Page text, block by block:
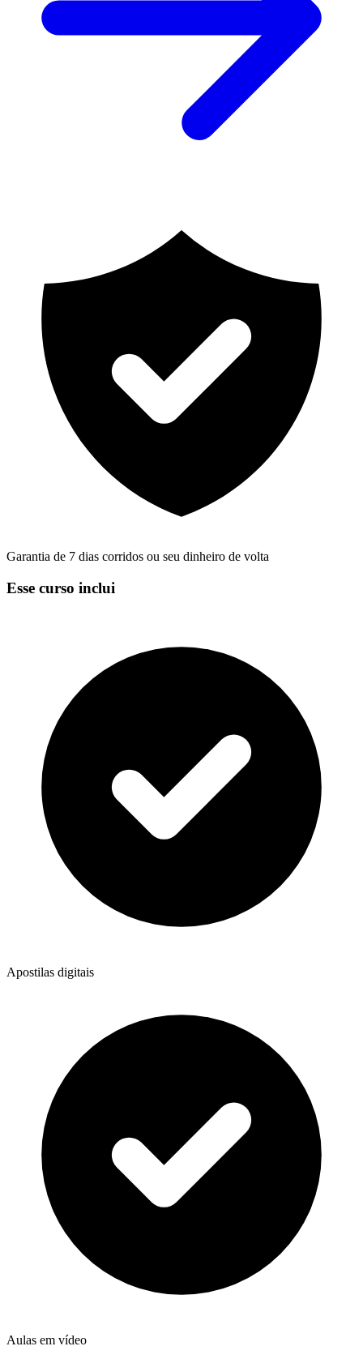
Garantia de 7 dias corridos ou seu dinheiro de volta
Esse curso inclui
Apostilas digitais
Aulas em vídeo